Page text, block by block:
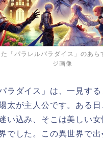
「パラレルパラダイス」のあら
ジ画像
ラダイス」は、一見す
太が主人公です。ある日
い込み、そこは美しい
でした。この異世界で